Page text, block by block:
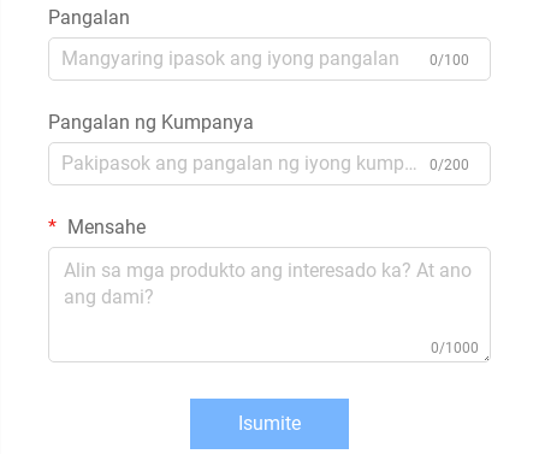
Pangalan
0/100
Pangalan ng Kumpanya
0/200
Mensahe
0/1000
Isumite